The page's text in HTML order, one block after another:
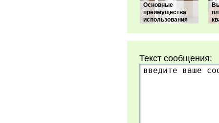
Основные
преимущества
использования
Текст сообщения: